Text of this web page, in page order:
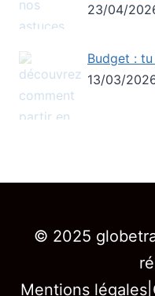
23/04/
Budget :
13/03/
© 2025
Mentions légales